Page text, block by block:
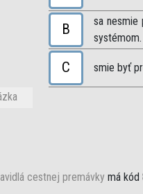
B
sa nesmie
systémom.
C smie byť
cestnej premávky má kód